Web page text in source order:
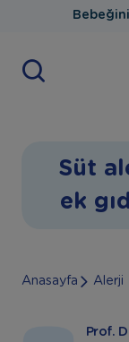
Süt
ek
Anasayfa Alerji
Prof.